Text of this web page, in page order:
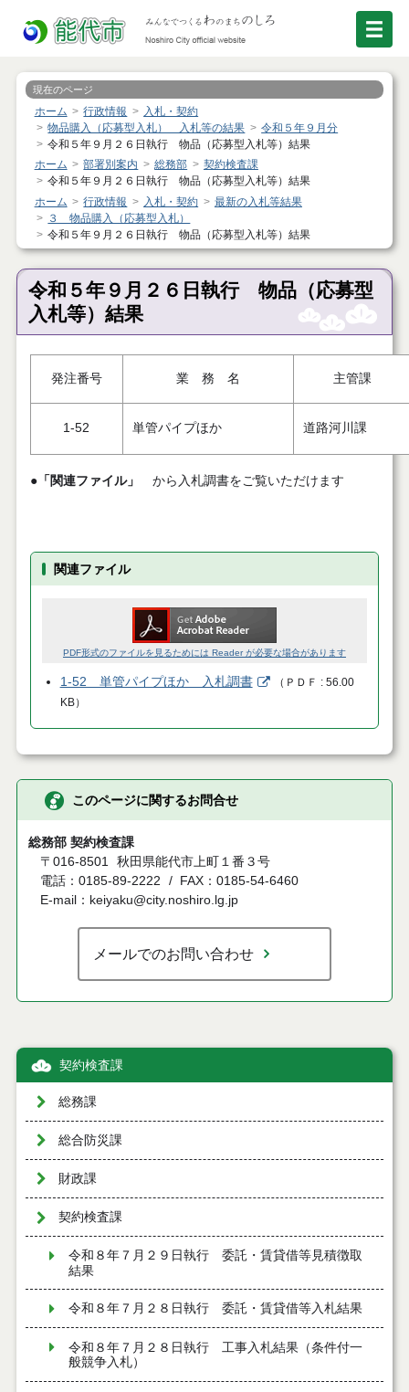
現在のページ
ホーム 行政情報
入札・契約
物品購入（応募型入札） 入札等の結果
令和５年９月分
令和５年９月２６日執行 物品（応募型入札等）結果
ホーム
部署別案内 総務部
契約検査課
令和５年９月２６日執行 物品（応募型入札等）結果
ホーム
行政情報 入札・契約
最新の入札等結果
３ 物品購入（応募型入札）
令和５年９月２６日執行 物品（応募型入札等）結果
令和５年９月２６日執行 物品（応募型
入札等）結果
発注番号 業 務 名 主管課
1-52 単管パイプほか 道路河川課
●「関連ファイル」 から入札調書をご覧いただけます
関連ファイル
PDF形式のファイルを見るためには Reader が必要な場合があります
1-52 単管パイプほか 入札調書 （ ＰＤＦ
56.00
KB）
このページに関するお問合せ
総務部 契約検査課
〒016-8501 秋田県能代市上町１番３号
電話：0185-89-2222
FAX：0185-54-6460
E-mail：keiyaku@city.noshiro.lg.jp
メールでのお問い合わせ
契約検査課
総務課
総合防災課
財政課
契約検査課
令和８年７月２９日執行 委託・賃貸借等見積徴取
結果
令和８年７月２８日執行 委託・賃貸借等入札結果
令和８年７月２８日執行 工事入札結果（条件付一
般競争入札）